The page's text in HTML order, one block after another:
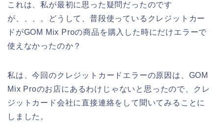
これは、私が最初に思った疑問だったのです
が、、、。どうして、普段使っているクレジットカー
ドがGOM Mix Proの商品を購入した時にだけエラーで
使えなかったのか？
私は、今回のクレジットカードエラーの原因は、GOM
Mix Proのお店にあるわけじゃないと思ったので、クレ
ジットカード会社に直接連絡をして聞いてみることに
しました。